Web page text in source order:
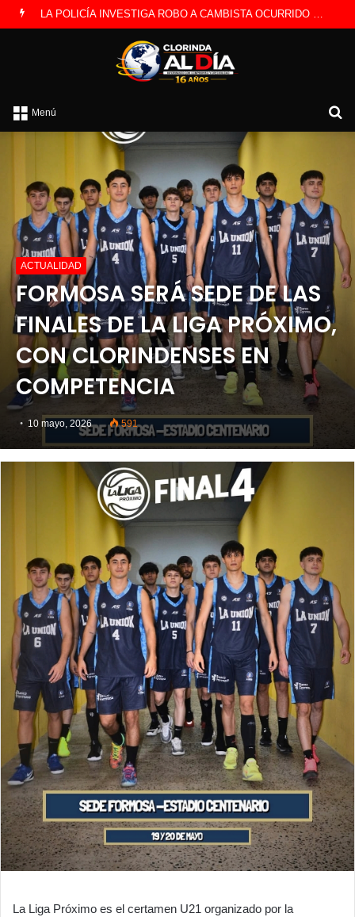
Menú
ACTUALIDAD
FORMOSA SERÁ SEDE DE LAS
FINALES DE LA LIGA PRÓXIMO,
CON CLORINDENSES EN
COMPETENCIA
10 mayo, 2026 591
La Liga Próximo es el certamen U21 organizado por la